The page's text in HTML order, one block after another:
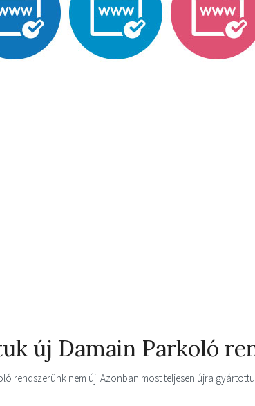
új Damain Parkoló
rendszerünk nem új. Azonban most teljesen újra